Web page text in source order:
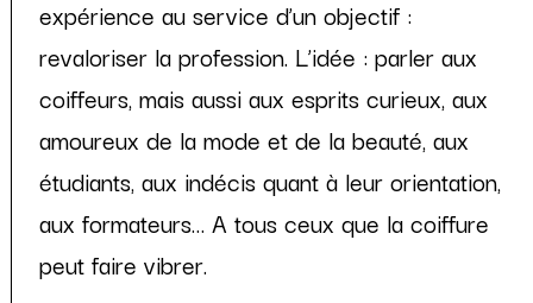
expérience au service d’un objectif :
revaloriser la profession. L’idée : parler aux
coiffeurs, mais aussi aux esprits curieux, aux
amoureux de la mode et de la beauté, aux
étudiants, aux indécis quant à leur orientation,
aux formateurs… A tous ceux que la coiffure
peut faire vibrer.